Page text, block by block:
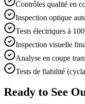
Contrôles qualité en
Inspection optique
Tests électriques à
Inspection visuelle
Analyse en coupe
Tests de fiabilité
Ready to See